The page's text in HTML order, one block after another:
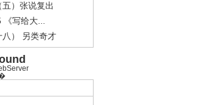
）张说复出
写给大...
八） 另类奇才